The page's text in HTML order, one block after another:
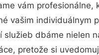
vám profesionálne,
vašim individuálnym
služieb dbáme nielen
pretože si